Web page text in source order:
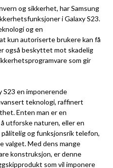
og sikkerhet, har Samsung
i Galaxy S23.
og en
kun autoriserte brukere kan få
også beskyttet mot skadelig
som gir
S23 en imponerende
teknologi, raffinert
Enten man er en
utforske naturen, eller en
og funksjonsrik telefon,
valget. Med dens mange
konstruksjon, er denne
som vil imponere